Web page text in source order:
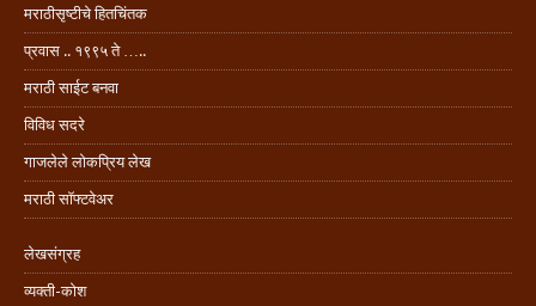
मराठीसृष्टीचे हितचिंतक
प्रवास .. १९९५ ते …..
मराठी साईट बनवा
विविध सदरे
गाजलेले लोकप्रिय लेख
मराठी सॉफ्टवेअर
लेखसंग्रह
व्यक्ती-कोश